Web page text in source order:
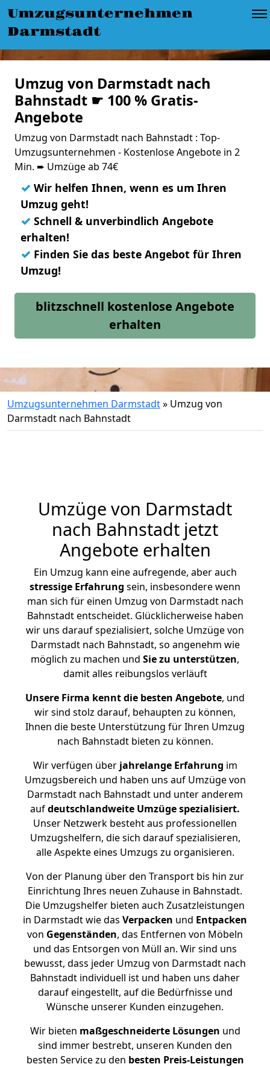
Umzugsunternehmen
Darmstadt
Umzug von Darmstadt nach
Bahnstadt ☛ 100 % Gratis-
Angebote
Umzug von Darmstadt nach Bahnstadt : Top-
Umzugsunternehmen - Kostenlose Angebote in 2
Min. ➨ Umzüge ab 74€
✓ Wir helfen Ihnen, wenn es um Ihren
Umzug geht!
✓ Schnell & unverbindlich Angebote
erhalten!
✓ Finden Sie das beste Angebot für Ihren
Umzug!
blitzschnell kostenlose Angebote
erhalten
Umzugsunternehmen Darmstadt» Umzug von
Darmstadt nach Bahnstadt
Umzüge von Darmstadt
nach Bahnstadt jetzt
Angebote erhalten
Ein Umzug kann eine aufregende, aber auch
stressige Erfahrung sein, insbesondere wenn
man sich für einen Umzug von Darmstadt nach
Bahnstadt entscheidet. Glücklicherweise haben
wir uns darauf spezialisiert, solche Umzüge von
Darmstadt nach Bahnstadt, so angenehm wie
möglich zu machen und Sie zu unterstützen,
damit alles reibungslos verläuft
Unsere Firma kennt die besten Angebote, und
wir sind stolz darauf, behaupten zu können,
Ihnen die beste Unterstützung für Ihren Umzug
nach Bahnstadt bieten zu können.
Wir verfügen überjahrelange Erfahrung im
Umzugsbereich und haben uns auf Umzüge von
Darmstadt nach Bahnstadt und unter anderem
aufdeutschlandweite Umzüge spezialisiert.
Unser Netzwerk besteht aus professionellen
Umzugshelfern, die sich darauf spezialisieren,
alle Aspekte eines Umzugs zu organisieren.
Von der Planung über den Transport bis hin zur
Einrichtung Ihres neuen Zuhause in Bahnstadt.
Die Umzugshelfer bieten auch Zusatzleistungen
in Darmstadt wie das Verpacken und Entpacken
von Gegenständen, das Entfernen von Möbeln
und das Entsorgen von Müll an. Wir sind uns
bewusst, dass jeder Umzug von Darmstadt nach
Bahnstadt individuell ist und haben uns daher
darauf eingestellt, auf die Bedürfnisse und
Wünsche unserer Kunden einzugehen.
Wir bieten maßgeschneiderte Lösungen und
sind immer bestrebt, unseren Kunden den
besten Service zu den besten Preis-Leistungen